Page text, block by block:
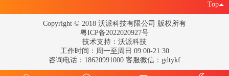
Top
Copyright © 2018 沃派科技有限公司 版权所有
粤ICP备2022020927号
技术支持：沃派科技
工作时间：周一至周日 09:00-21:30
咨询电话：18620991000 客服微信：gdtykf